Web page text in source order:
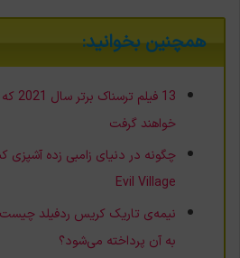
همچنین بخوانید:
13
خواهند گرفت
Evil Village
به آن پرداخته می‌شود؟